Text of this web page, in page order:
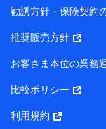
上記に係る案
所・代表者名】
り）
株式会社NTTド
勧誘方針・保険契約
推奨販売方針
お客さま本位の業務
比較ポリシー
利用規約